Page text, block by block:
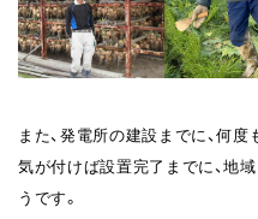
また、発電所の建設までに、何度
気が付けば設置完了までに、地
うです。